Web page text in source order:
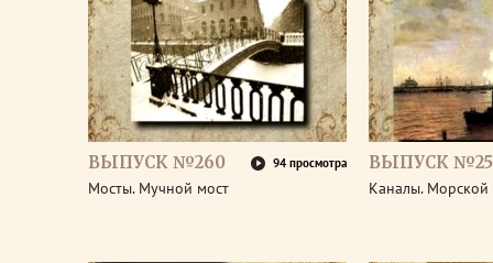
ВЫПУСК №260 94 просмотра
Мосты. Мучной мост
ВЫПУСК
Каналы. Морской